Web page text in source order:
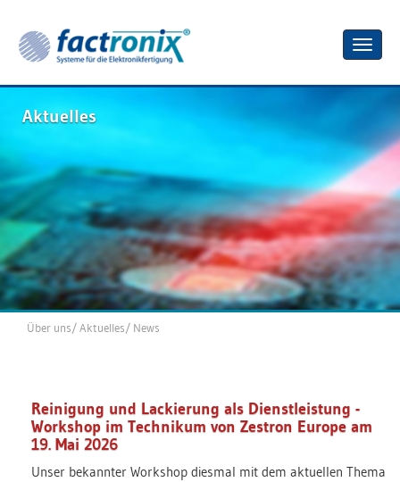
Toggle
Aktuelles
Über uns/Aktuelles/ News
Reinigung und Lackierung als Dienstleistung -
Workshop im Technikum von Zestron Europe am
19. Mai 2026
Unser bekannter Workshop diesmal mit dem aktuellen Thema